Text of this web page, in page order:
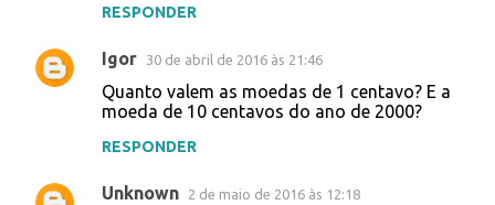
RESPONDER
Igor 30 de abril de 2016 às 21:46
Quanto valem as moedas de 1 centavo? E a
moeda de 10 centavos do ano de 2000?
RESPONDER
Unknown 2 de maio de 2016 às 12:18